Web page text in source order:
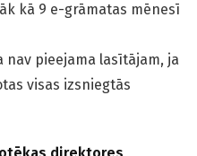
kā 9 e-grāmatas mēnesī
nav pieejama lasītājam, ja
visas izsniegtās